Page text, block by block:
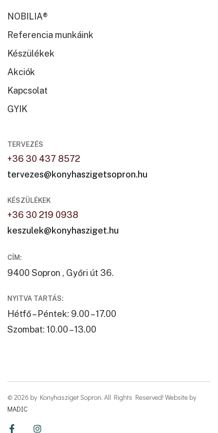
NOBILIA®
Referencia munkáink
Készülékek
Akciók
Kapcsolat
GYIK
TERVEZÉS
+36 30 437 8572
tervezes@konyhaszigetsopron.hu
KÉSZÜLÉKEK
+36 30 219 0938
keszulek@konyhasziget.hu
CÍM:
9400 Sopron , Győri út 36.
NYITVA TARTÁS:
Hétfő – Péntek: 9.00 – 17.00
Szombat: 10.00 – 13.00
© 2026 by Konyhasziget Sopron. All Rights Reserved! Website by
MADIC